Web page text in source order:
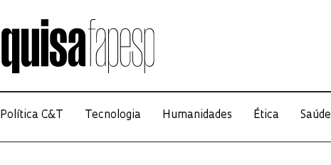
Política C&T Tecnologia Humanidades Ética Saúde